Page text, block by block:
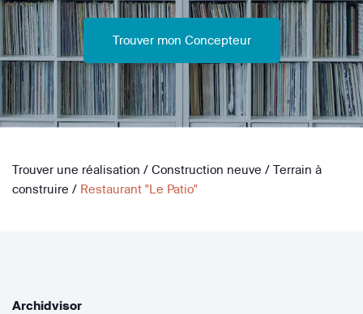
Trouver mon Concepteur
Trouver une réalisation / Construction neuve / Terrain à
construire / Restaurant "Le Patio"
Archidvisor